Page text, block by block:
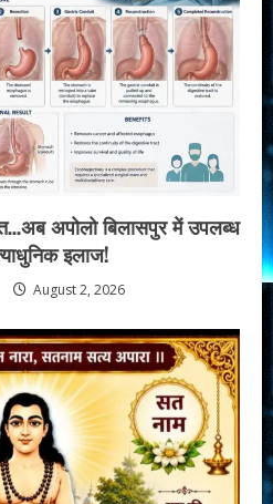
अपोलो बिलासपुर में उपलब्ध
इलाज!
August 2, 2026